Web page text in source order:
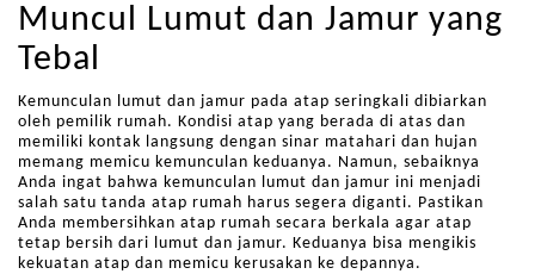
Muncul Lumut dan Jamur yang
Tebal
Kemunculan lumut dan jamur pada atap seringkali dibiarkan
oleh pemilik rumah. Kondisi atap yang berada di atas dan
memiliki kontak langsung dengan sinar matahari dan hujan
memang memicu kemunculan keduanya. Namun, sebaiknya
Anda ingat bahwa kemunculan lumut dan jamur ini menjadi
salah satu tanda atap rumah harus segera diganti. Pastikan
Anda membersihkan atap rumah secara berkala agar atap
tetap bersih dari lumut dan jamur. Keduanya bisa mengikis
kekuatan atap dan memicu kerusakan ke depannya.